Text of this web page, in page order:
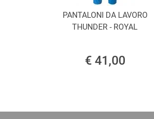
PANTALONI DA LAVORO
THUNDER - ROYAL
€ 41,00